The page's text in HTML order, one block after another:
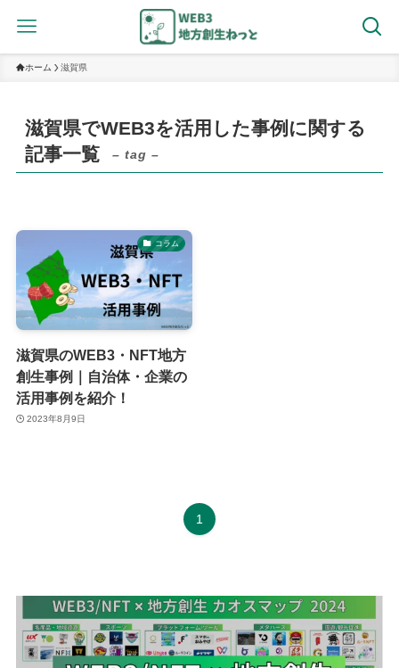
ホーム 滋賀県
滋賀県でWEB3を活用した事例に関する
記事一覧
– tag –
コラム
滋賀県のWEB3・NFT地方
創生事例｜自治体・企業の
活用事例を紹介！
2023年8月9日
1